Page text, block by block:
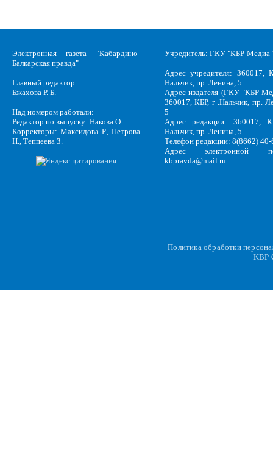
Электронная газета "Кабардино-
Балкарская правда"
Главный редактор:
Бжахова Р. Б.
Над номером работали:
Редактор по выпуску: Накова О.
Корректоры: Максидова Р., Петрова
Н., Теппеева З.
Учредитель: ГКУ "КБР-Медиа"
Адрес учредителя: 360017,
Нальчик, пр. Ленина, 5
Адрес издателя (ГКУ "КБР-
360017, КБР, г .Нальчик, пр.
5
Адрес редакции: 360017,
Нальчик, пр. Ленина, 5
Телефон редакции: 8(8662)
Адрес электронной
kbpravda@mail.ru
Политика обработки
KBP